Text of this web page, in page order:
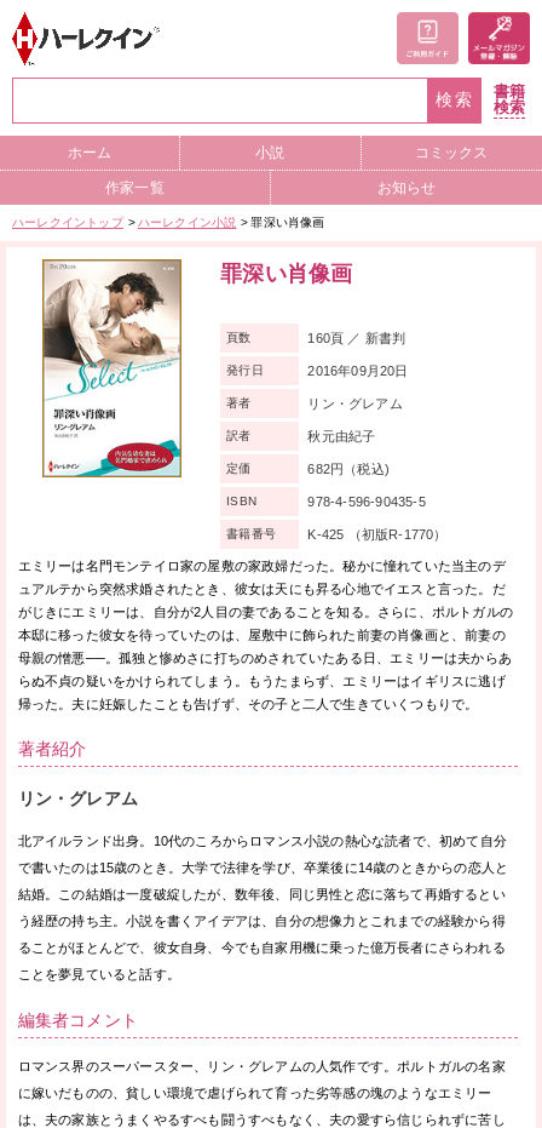
検索
書籍
検索
ホーム 小説 コミックス
作家一覧 お知らせ
ハーレクイントップ ハーレクイン小説 罪深い肖像画
罪深い肖像画
エミリーは名門モンテイロ家の屋敷の家政婦だった。秘かに憧れていた当主のデ
ュアルテから突然求婚されたとき、彼女は天にも昇る心地でイエスと言った。だ
がじきにエミリーは、自分が2人目の妻であることを知る。さらに、ポルトガルの
本邸に移った彼女を待っていたのは、屋敷中に飾られた前妻の肖像画と、前妻の
母親の憎悪──。孤独と惨めさに打ちのめされていたある日、エミリーは夫からあ
らぬ不貞の疑いをかけられてしまう。もうたまらず、エミリーはイギリスに逃げ
帰った。夫に妊娠したことも告げず、その子と二人で生きていくつもりで。
頁数 160頁 ／ 新書判
発行日 2016年09月20日
著者 リン・グレアム
訳者 秋元由紀子
定価 682円（税込)
ISBN 978-4-596-90435-5
書籍番号 K-425 （初版R-1770）
著者紹介
リン・グレアム
北アイルランド出身。10代のころからロマンス小説の熱心な読者で、初めて自分
で書いたのは15歳のとき。大学で法律を学び、卒業後に14歳のときからの恋人と
結婚。この結婚は一度破綻したが、数年後、同じ男性と恋に落ちて再婚するとい
う経歴の持ち主。小説を書くアイデアは、自分の想像力とこれまでの経験から得
ることがほとんどで、彼女自身、今でも自家用機に乗った億万長者にさらわれる
ことを夢見ていると話す。
編集者コメント
ロマンス界のスーパースター、リン・グレアムの人気作です。ポルトガルの名家
に嫁いだものの、貧しい環境で虐げられて育った劣等感の塊のようなエミリー
は、夫の家族とうまくやるすべも闘うすべもなく、夫の愛すら信じられずに苦し